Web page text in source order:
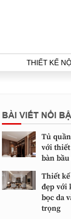
THIẾT KẾ
BÀI VIẾT NỔI
Tủ
với
bàn
Thiết
đẹp với
bọc da
trọng